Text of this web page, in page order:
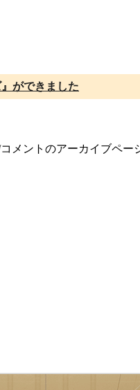
ができました
メントのアーカイブペー